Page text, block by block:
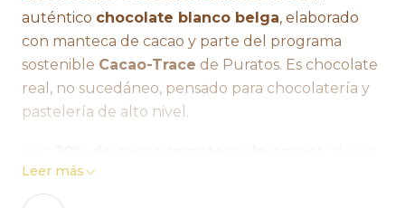
auténtico chocolate blanco belga, elaborado
con manteca de cacao y parte del programa
sostenible Cacao-Trace de Puratos. Es chocolate
real, no sucedáneo, pensado para chocolatería y
pastelería de alto nivel.
textura cremosa, excelente fluidez y un brillo
elegante tras el templado. Su sabor equilibrado
Leer más